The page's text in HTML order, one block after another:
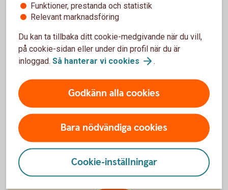
Spärra kort
omgående
Borttappat eller stulet kort?
Spärra kreditkort på +46 8 411 10 11
Funktioner, prestanda och statistik
Relevant marknadsföring
Du kan ta tillbaka ditt cookie-medgivande när du vill,
på cookie-sidan eller under din profil när du är
inloggad. Så hanterar vi cookies .
Godkänn alla cookies
Bara nödvändiga cookies
Cookie-inställningar